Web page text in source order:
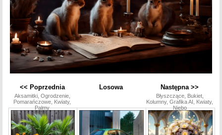
<< Poprzednia
Aksamitki, Ogrodzenie,
Pomarańczowe, Kwiaty,
Palmy
Losowa Następna >>
Błyszczące, Bukiet,
Kolumny, Grafika AI, Kwiaty,
Niebo